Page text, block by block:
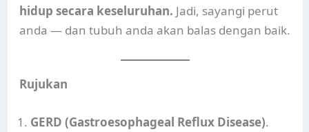
hidup secara keseluruhan. Jadi, sayangi perut
anda — dan tubuh anda akan balas dengan baik.
Rujukan
GERD (Gastroesophageal Reflux Disease).